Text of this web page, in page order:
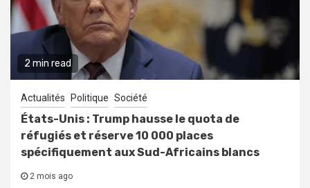
2 min read
Actualités Politique Société
États-Unis : Trump hausse le quota de
réfugiés et réserve 10 000 places
spécifiquement aux Sud-Africains blancs
2 mois ago